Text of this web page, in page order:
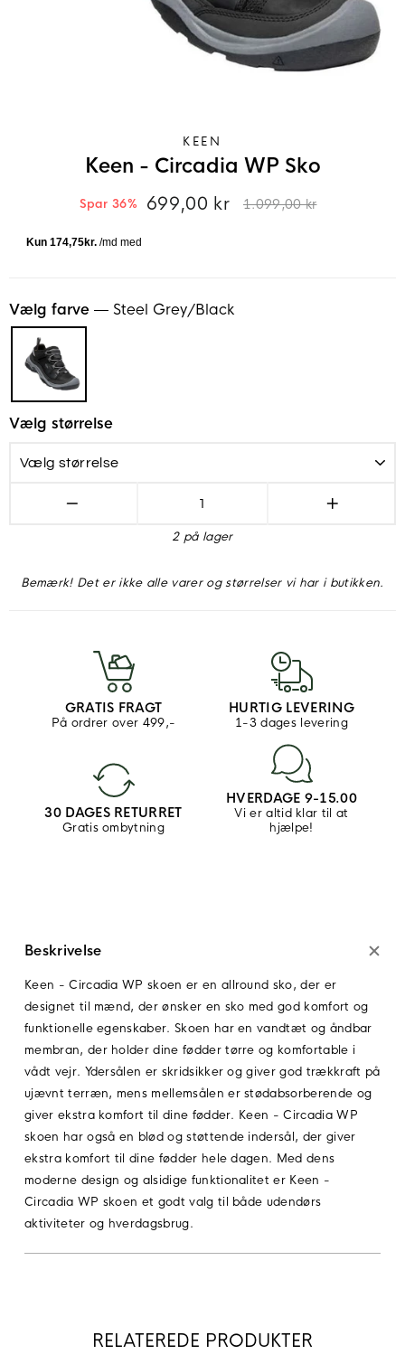
KEEN
Keen - Circadia WP Sko
Normalpris1.099,00 kr
Tilbudspris
699,00 kr
Spar 36%
Vælg størrelse
Vælg farve — Steel Grey/Black
− +
2 på lager
Bemærk! Det er ikke alle varer og størrelser vi har i butikken.
GRATIS FRAGT
På ordrer over 499,-
HURTIG LEVERING
1-3 dages levering
30 DAGES RETURRET
Gratis ombytning
HVERDAGE 9-15.00
Vi er altid klar til at
hjælpe!
Beskrivelse
Keen - Circadia WP skoen er en allround sko, der er
designet til mænd, der ønsker en sko med god komfort og
funktionelle egenskaber. Skoen har en vandtæt og åndbar
membran, der holder dine fødder tørre og komfortable i
vådt vejr. Ydersålen er skridsikker og giver god trækkraft på
ujævnt terræn, mens mellemsålen er stødabsorberende og
giver ekstra komfort til dine fødder. Keen - Circadia WP
skoen har også en blød og støttende indersål, der giver
ekstra komfort til dine fødder hele dagen. Med dens
moderne design og alsidige funktionalitet er Keen -
Circadia WP skoen et godt valg til både udendørs
aktiviteter og hverdagsbrug.
RELATEREDE PRODUKTER